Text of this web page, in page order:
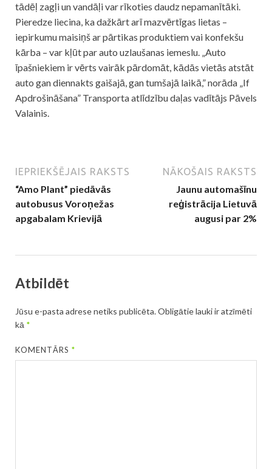
tādēļ zagļi un vandāļi var rīkoties daudz nepamanītāki.
Pieredze liecina, ka dažkārt arī mazvērtīgas lietas –
iepirkumu maisiņš ar pārtikas produktiem vai konfekšu
kārba – var kļūt par auto uzlaušanas iemeslu. „Auto
īpašniekiem ir vērts vairāk pārdomāt, kādās vietās atstāt
auto gan diennakts gaišajā, gan tumšajā laikā,” norāda „If
Apdrošināšana” Transporta atlīdzību daļas vadītājs Pāvels
Valainis.
IEPRIEKŠĒJAIS RAKSTS
“Amo Plant” piedāvās
autobusus Voroņežas
apgabalam Krievijā
NĀKOŠAIS RAKSTS
Jaunu automašīnu
reģistrācija Lietuvā
augusi par 2%
Atbildēt
Jūsu e-pasta adrese netiks publicēta.Obligātie lauki ir atzīmēti
kā *
KOMENTĀRS*